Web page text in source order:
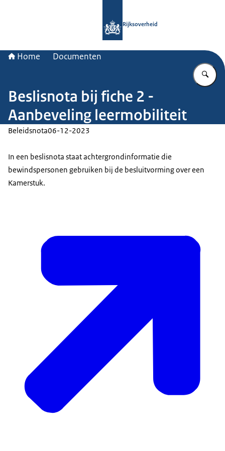
Rijksoverheid
Home Documenten
Beslisnota bij fiche 2 -
Aanbeveling leermobiliteit
Beleidsnota06-12-2023
In een beslisnota staat achtergrondinformatie die
bewindspersonen gebruiken bij de besluitvorming over een
Kamerstuk.